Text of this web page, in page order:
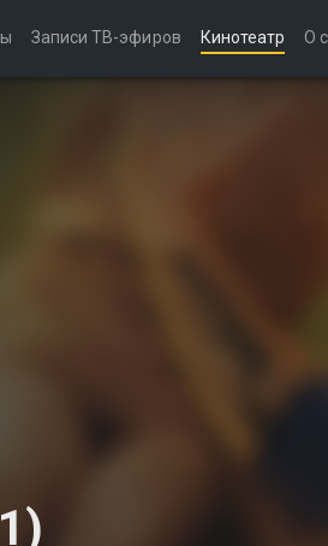
Записи ТВ-эфиров Кинотеатр О